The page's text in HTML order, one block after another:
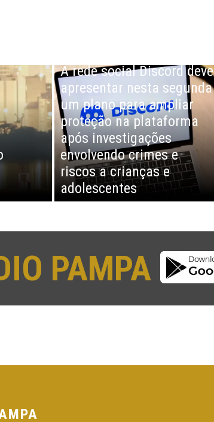
A rede social Discord deve
apresentar nesta segunda
um plano para ampliar
proteção na plataforma
após investigações
envolvendo crimes e
riscos a crianças e
adolescentes
PAMPA